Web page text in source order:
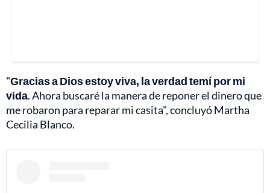
"Gracias a Dios estoy viva, la verdad temí por mi
vida. Ahora buscaré la manera de reponer el dinero que
me robaron para reparar mi casita", concluyó Martha
Cecilia Blanco.